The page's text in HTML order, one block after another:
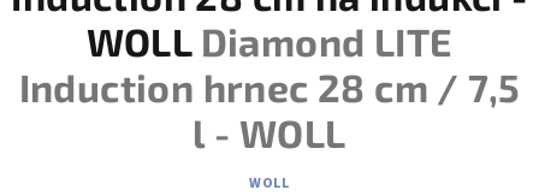
WOLL Diamond LITE
Induction hrnec 28 cm / 7,5
l - WOLL
WOLL